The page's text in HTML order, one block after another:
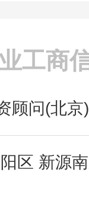
工商
顾问(北京
区 新源